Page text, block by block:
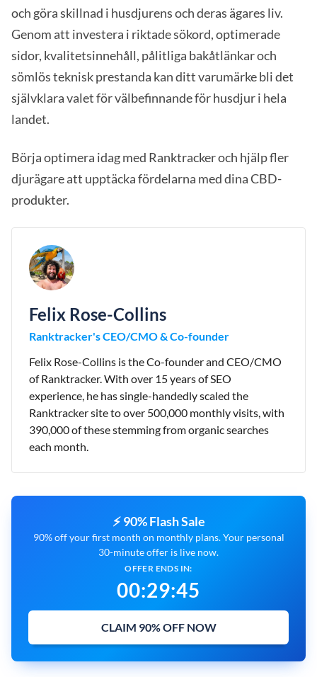
och göra skillnad i husdjurens och deras ägares liv.
Genom att investera i riktade sökord, optimerade
sidor, kvalitetsinnehåll, pålitliga bakåtlänkar och
sömlös teknisk prestanda kan ditt varumärke bli det
självklara valet för välbefinnande för husdjur i hela
landet.
Börja optimera idag med Ranktracker och hjälp fler
djurägare att upptäcka fördelarna med dina CBD-
produkter.
Felix Rose-Collins
Ranktracker's CEO/CMO & Co-founder
Felix Rose-Collins is the Co-founder and CEO/CMO
of Ranktracker. With over 15 years of SEO
experience, he has single-handedly scaled the
Ranktracker site to over 500,000 monthly visits, with
390,000 of these stemming from organic searches
each month.
⚡ 90% Flash Sale
90% off your first month on monthly plans. Your personal
30-minute offer is live now.
OFFER ENDS IN:
00:29:44
CLAIM 90% OFF NOW